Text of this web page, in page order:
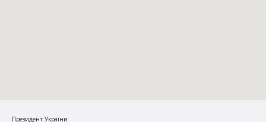
Президент України